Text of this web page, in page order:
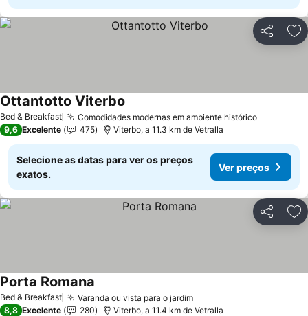
Partilhar
Bed & Breakfast Comodidades modernas em ambiente histórico
Ottantotto Viterbo
9,6 Excelente 475 Viterbo, a 11.3 km de Vetralla
Selecione as datas para ver os preços
exatos.
Ver preços
Partilhar
Bed & Breakfast Varanda ou vista para o jardim
Porta Romana
8,8 Excelente 280 Viterbo, a 11.4 km de Vetralla